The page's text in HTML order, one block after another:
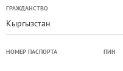
ГРАЖДАНСТВО
Кыргызстан
НОМЕР ПАСПОРТА ПИН